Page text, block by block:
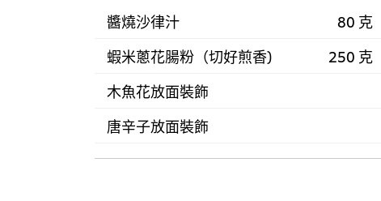
醬燒沙律汁
80 克
蝦米蔥花腸粉（切好煎香)
250 克
木魚花放面裝飾
唐辛子放面裝飾